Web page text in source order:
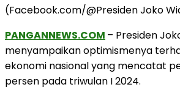
(Facebook.com/@Presiden Joko
PANGANNEWS.COM – Presiden
menyampaikan optimismenya
ekonomi nasional yang mencatat
persen pada triwulan I 2024.